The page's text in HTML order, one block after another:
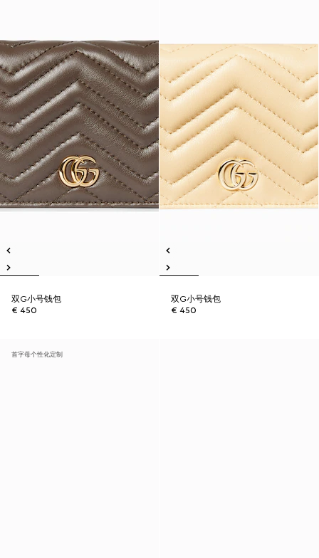
双G小号钱包
€ 450
双G小号钱包
€ 450
首字母个性化定制